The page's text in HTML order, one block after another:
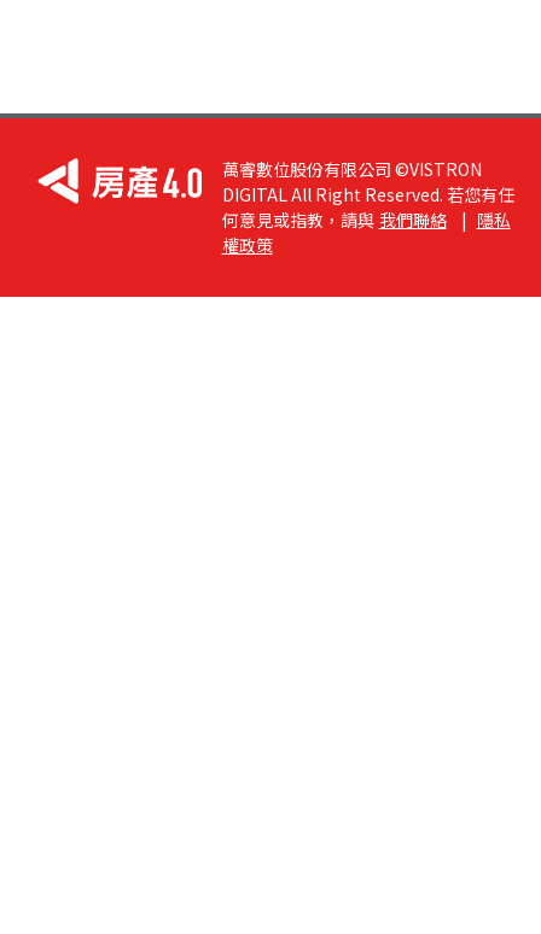
萬睿數位股份有限公司 ©VISTRON
DIGITAL All Right Reserved. 若您有任
何意見或指教，請與 我們聯絡 | 隱私
權政策